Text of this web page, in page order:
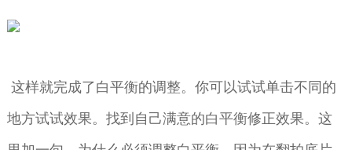
这样就完成了白平衡的调整。你可以试试单击不同的
地方试试效果。找到自己满意的白平衡修正效果。这